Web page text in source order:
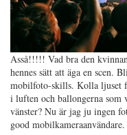
Asså!!!!! Vad bra den
hennes sätt att äga en scen.
mobilfoto-skills. Kolla ljuset
i luften och ballongerna
vänster? Nu är jag ju ingen
good mobilkameraanvändare.